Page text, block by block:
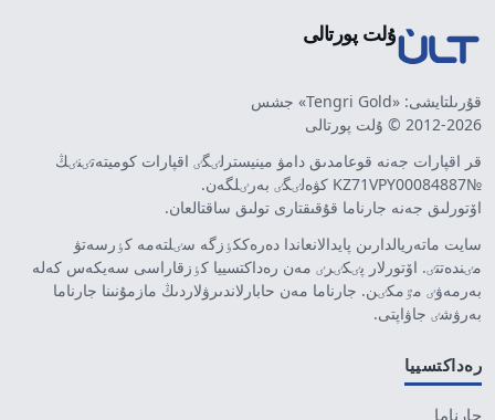
ۇلت پورتالى
قۇرىلتايشى: «Tengri Gold» جشس
2012-2026 © ۇلت پورتالى
قر اقپارات جەنە قوعامدىق دامۋ مينيسترلٸگٸ اقپارات كوميتەتٸنٸڭ
№KZ71VPY00084887 كۋەلٸگٸ بەرٸلگەن.
اۆتورلىق جەنە جارناما قۇقىقتارى تولىق ساقتالعان.
سايت ماتەريالدارىن پايدالانعاندا دەرەككٶزگە سٸلتەمە كٶرسەتۋ
مٸندەتتٸ. اۆتورلار پٸكٸرٸ مەن رەداكتسييا كٶزقاراسى سەيكەس كەلە
بەرمەۋٸ مٷمكٸن. جارناما مەن حابارلاندىرۋلاردىڭ مازمۇنىنا جارناما
بەرۋشٸ جاۋاپتى.
رەداكتسييا
جارناما